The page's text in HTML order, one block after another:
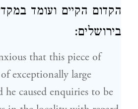
הקדום הקיים ועומד
בירושלים:
that this piece of
exceptionally large
he caused enquiries to be